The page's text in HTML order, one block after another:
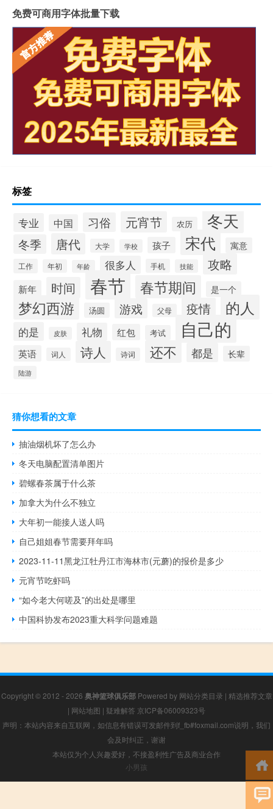
免费可商用字体批量下载
标签
专业 中国 习俗 元宵节 农历 冬天
冬季 唐代 大学 学校 孩子 宋代 寓意
工作 年初 年龄 很多人 手机 技能 攻略
新年 时间 春节 春节期间 是一个
梦幻西游 汤圆 游戏 父母 疫情 的人
的是 皮肤 礼物 红包 考试 自己的
英语 词人 诗人 诗词 还不 都是 长辈
陆游
猜你想看的文章
抽油烟机坏了怎么办
冬天电脑配置清单图片
碧螺春茶属于什么茶
加拿大为什么不独立
大年初一能接人送人吗
自己姐姐春节需要拜年吗
2023-11-11黑龙江牡丹江市海林市(元蘑)的报价是多少
元宵节吃虾吗
“如今老大何嗟及”的出处是哪里
中国科协发布2023重大科学问题难题
Copyright © 2012 - 2026 奥神篮球俱乐部Powered by 网站分类目录 | 精选推荐文章
| 网站地图 | 疑难解答 京ICP备06009323号
声明：本站内容来自互联网，如信息有错误可发邮件到f_fb#foxmail.com说明，我们
会及时纠正，谢谢
本站仅为个人兴趣爱好，不接盈利性广告及商业合作
小男孩